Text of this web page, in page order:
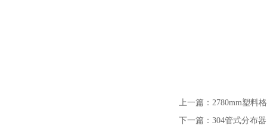
上一篇： 2780mm塑料
下一篇： 304管式分布